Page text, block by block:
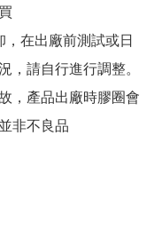
在出廠前測試或日
，請自行進行調整。
，產品出廠時膠圈會
非不良品